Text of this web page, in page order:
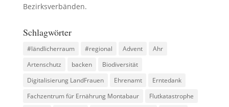
Bezirksverbänden.
Schlagwörter
#ländlicherraum #regional Advent
Ahr
Artenschutz
backen
Biodiversität
Digitalisierung LandFrauen
Ehrenamt
Erntedank
Fachzentrum für Ernährung Montabaur
Flutkatastrophe